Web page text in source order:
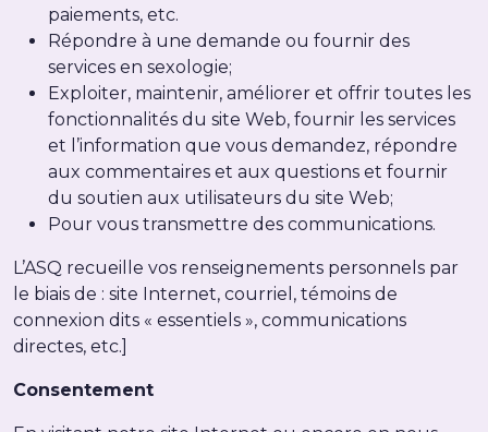
paiements, etc.
Répondre à une demande ou fournir des
services en sexologie;
Exploiter, maintenir, améliorer et offrir toutes les
fonctionnalités du site Web, fournir les services
et l’information que vous demandez, répondre
aux commentaires et aux questions et fournir
du soutien aux utilisateurs du site Web;
Pour vous transmettre des communications.
L’ASQ recueille vos renseignements personnels par
le biais de : site Internet, courriel, témoins de
connexion dits « essentiels », communications
directes, etc.]
Consentement